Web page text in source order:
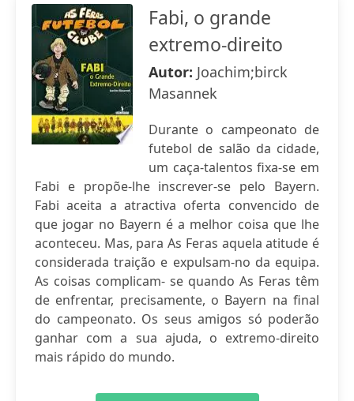
Fabi, o grande
extremo-direito
Autor: Joachim;birck
Masannek
Durante o campeonato de
futebol de salão da cidade,
um caça-talentos fixa-se em
Fabi e propõe-lhe inscrever-se pelo Bayern.
Fabi aceita a atractiva oferta convencido de
que jogar no Bayern é a melhor coisa que lhe
aconteceu. Mas, para As Feras aquela atitude é
considerada traição e expulsam-no da equipa.
As coisas complicam- se quando As Feras têm
de enfrentar, precisamente, o Bayern na final
do campeonato. Os seus amigos só poderão
ganhar com a sua ajuda, o extremo-direito
mais rápido do mundo.